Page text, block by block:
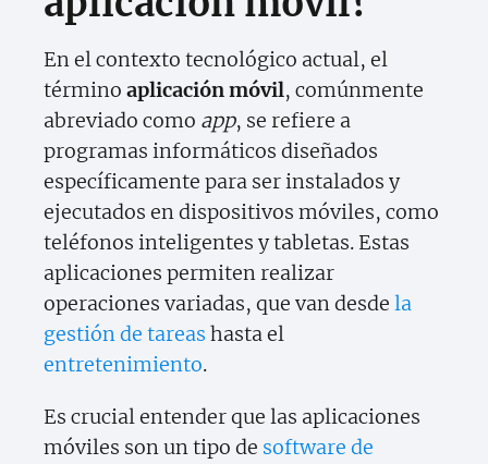
En el contexto tecnológico actual, el
término aplicación móvil, comúnmente
abreviado como app, se refiere a
programas informáticos diseñados
específicamente para ser instalados y
ejecutados en dispositivos móviles, como
teléfonos inteligentes y tabletas. Estas
aplicaciones permiten realizar
operaciones variadas, que van desde la
gestión de tareas hasta el
entretenimiento.
Es crucial entender que las aplicaciones
móviles son un tipo de software de